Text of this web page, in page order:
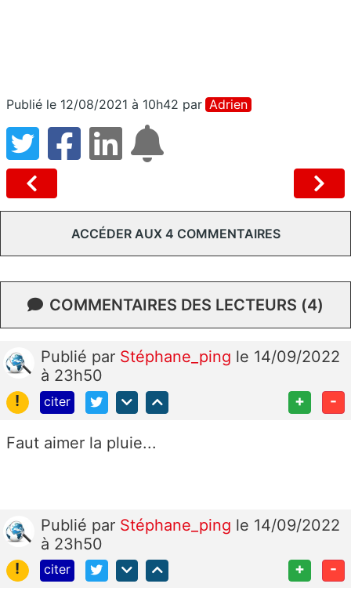
Publié le 12/08/2021 à 10h42 par Adrien
ACCÉDER AUX 4 COMMENTAIRES
COMMENTAIRES DES LECTEURS (4)
Publié par Stéphane_ping le 14/09/2022
à 23h50
!
citer + -
Faut aimer la pluie...
Publié par Stéphane_ping le 14/09/2022
à 23h50
!
citer + -